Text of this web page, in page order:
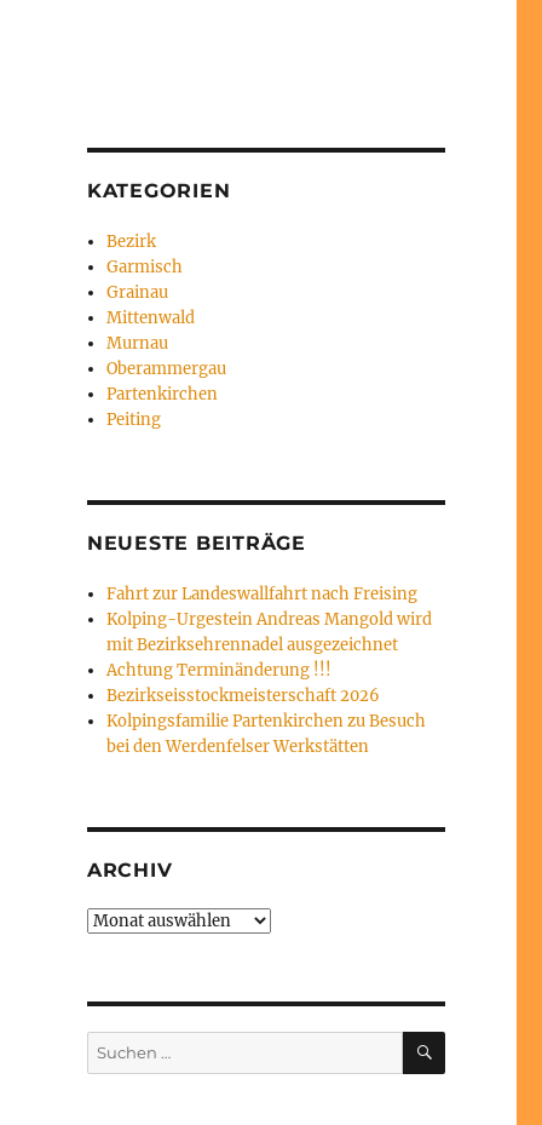
KATEGORIEN
Bezirk
Garmisch
Grainau
Mittenwald
Murnau
Oberammergau
Partenkirchen
Peiting
NEUESTE BEITRÄGE
Fahrt zur Landeswallfahrt nach Freising
Kolping-Urgestein Andreas Mangold wird
mit Bezirksehrennadel ausgezeichnet
Achtung Terminänderung !!!
Bezirkseisstockmeisterschaft 2026
Kolpingsfamilie Partenkirchen zu Besuch
bei den Werdenfelser Werkstätten
ARCHIV
Archiv
Suchen
nach:
SUCHEN